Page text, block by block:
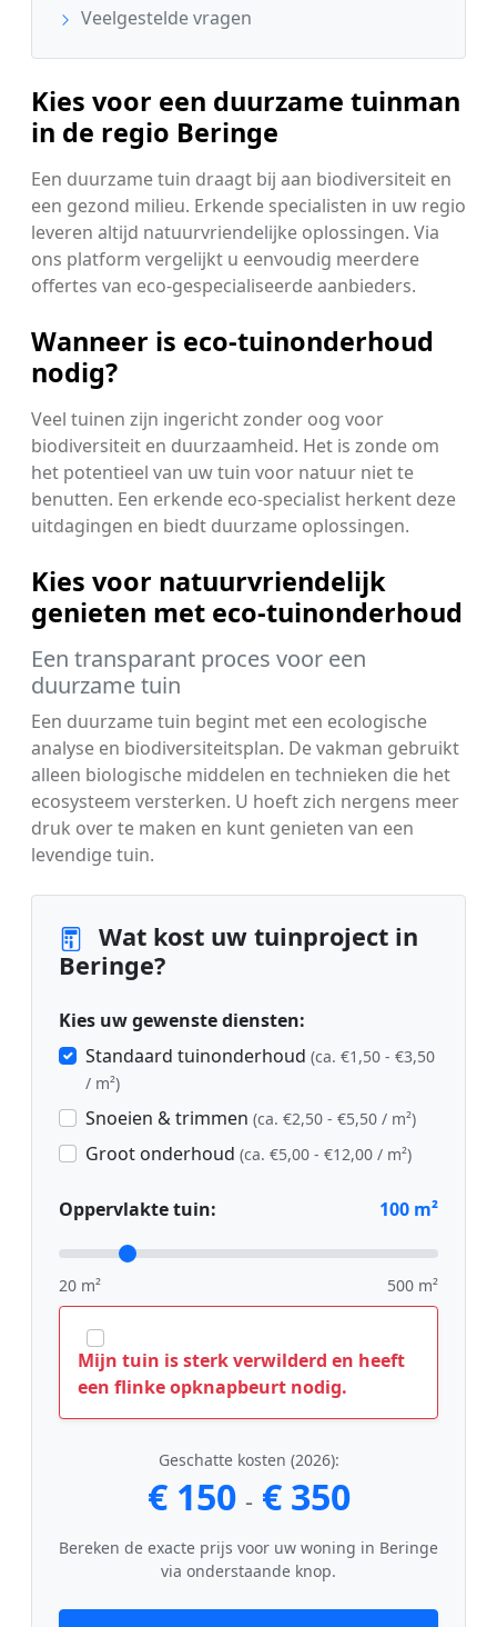
Veelgestelde vragen
Kies voor een duurzame tuinman
in de regio Beringe
Een duurzame tuin draagt bij aan biodiversiteit en
een gezond milieu. Erkende specialisten in uw regio
leveren altijd natuurvriendelijke oplossingen. Via
ons platform vergelijkt u eenvoudig meerdere
offertes van eco-gespecialiseerde aanbieders.
Wanneer is eco-tuinonderhoud
nodig?
Veel tuinen zijn ingericht zonder oog voor
biodiversiteit en duurzaamheid. Het is zonde om
het potentieel van uw tuin voor natuur niet te
benutten. Een erkende eco-specialist herkent deze
uitdagingen en biedt duurzame oplossingen.
Kies voor natuurvriendelijk
genieten met eco-tuinonderhoud
Een transparant proces voor een
duurzame tuin
Een duurzame tuin begint met een ecologische
analyse en biodiversiteitsplan. De vakman gebruikt
alleen biologische middelen en technieken die het
ecosysteem versterken. U hoeft zich nergens meer
druk over te maken en kunt genieten van een
levendige tuin.
Wat kost uw tuinproject in
Beringe?
Kies uw gewenste diensten:
Standaard tuinonderhoud (ca. €1,50 - €3,50
/ m²)
Snoeien & trimmen (ca. €2,50 - €5,50 / m²)
Groot onderhoud (ca. €5,00 - €12,00 / m²)
Oppervlakte tuin: 100 m²
20 m² 500 m²
Mijn tuin is sterk verwilderd en heeft
een flinke opknapbeurt nodig.
Geschatte kosten (2026):
€ 150 - € 350
Bereken de exacte prijs voor uw woning in Beringe
via onderstaande knop.